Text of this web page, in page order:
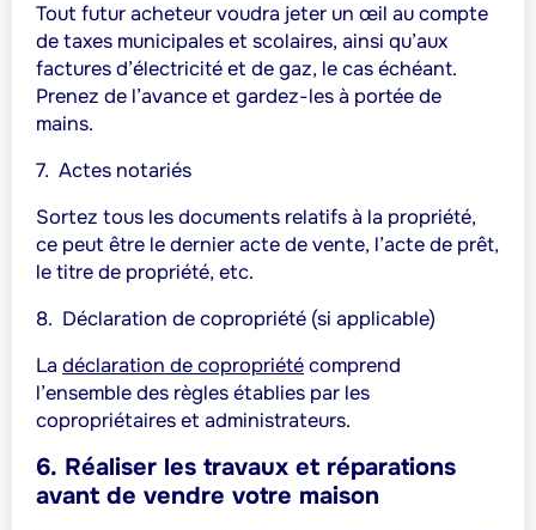
Tout futur acheteur voudra jeter un œil au compte
de taxes municipales et scolaires, ainsi qu’aux
factures d’électricité et de gaz, le cas échéant.
Prenez de l’avance et gardez-les à portée de
mains.
7. Actes notariés
Sortez tous les documents relatifs à la propriété,
ce peut être le dernier acte de vente, l’acte de prêt,
le titre de propriété, etc.
8. Déclaration de copropriété (si applicable)
La déclaration de copropriétécomprend
l’ensemble des règles établies par les
copropriétaires et administrateurs.
6. Réaliser les travaux et réparations
avant de vendre votre maison